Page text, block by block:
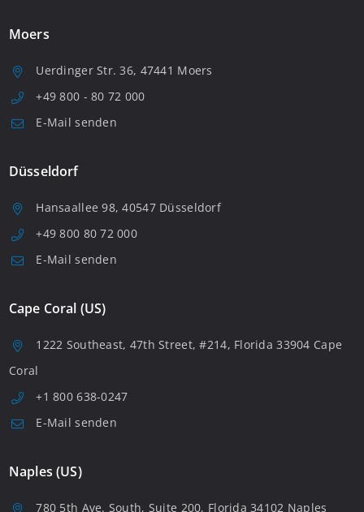
Moers
Uerdinger Str. 36, 47441 Moers
+49 800 - 80 72 000
E-Mail senden
Düsseldorf
Hansaallee 98, 40547 Düsseldorf
+49 800 80 72 000
E-Mail senden
Cape Coral (US)
1222 Southeast, 47th Street, #214, Florida 33904 Cape
Coral
+1 800 638-0247
E-Mail senden
Naples (US)
780 5th Ave. South, Suite 200, Florida 34102 Naples